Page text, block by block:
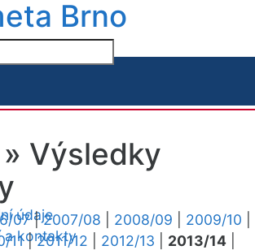
Brno
údaje
a kontakty
Výsledky
07|2007/08 2008/09 2009/10
11|2011/12 2012/13 2013/14